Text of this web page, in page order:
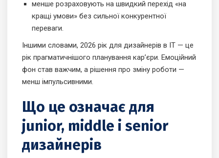
менше розраховують на швидкий перехід «на
кращі умови» без сильної конкурентної
переваги.
Іншими словами, 2026 рік для дизайнерів в ІТ — це
рік прагматичнішого планування кар’єри. Емоційний
фон став важчим, а рішення про зміну роботи —
менш імпульсивними.
Що це означає для
junior, middle і senior
дизайнерів